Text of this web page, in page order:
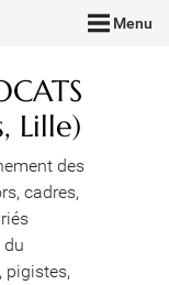
Menu
Lille)
des
cadres,
du
pigistes,